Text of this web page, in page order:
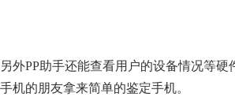
另外PP助手还能查看用户的设备情况等硬
手机的朋友拿来简单的鉴定手机。